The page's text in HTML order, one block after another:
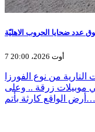
عدد ضحايا الحروب الاهليّة
7 أوت 2026، 20:00
من نوع الفورزا
موبيلات زرقة .. وعلى
أرض الواقع كارثة بأتم…